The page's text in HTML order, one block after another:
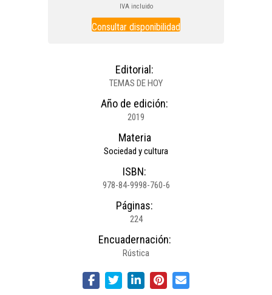
IVA incluido
Consultar disponibilidad
Editorial:
TEMAS DE HOY
Año de edición:
2019
Materia
Sociedad y cultura
ISBN:
978-84-9998-760-6
Páginas:
224
Encuadernación:
Rústica